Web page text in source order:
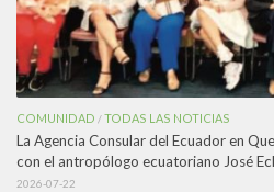
COMUNIDAD /TODAS LAS NOTICIAS
La Agencia Consular del Ecuador en
con el antropólogo ecuatoriano José
2026-07-22